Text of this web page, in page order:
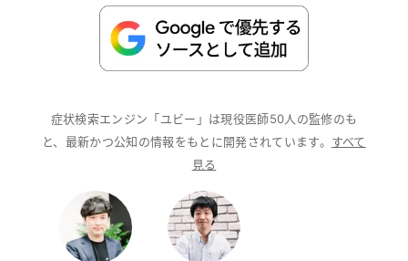
症状検索エンジン「ユビー」は現役医師50人の監修のも
と、最新かつ公知の情報をもとに開発されています。 すべて
見る